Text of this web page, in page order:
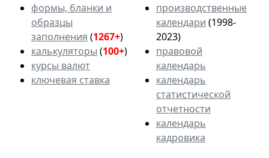
формы, бланки и
образцы
заполнения (1267+)
калькуляторы (100+)
курсы валют
ключевая ставка
производственные
календари (1998-
2023)
правовой
календарь
календарь
статистической
отчетности
календарь
кадровика